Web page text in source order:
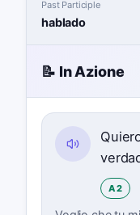
Past Participle
hablado
📝 In Azione
A2